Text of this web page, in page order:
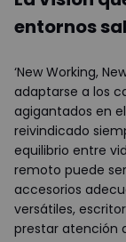
entornos
‘New Working,
adaptarse a los
agigantados en
reivindicado
equilibrio entre
remoto puede
accesorios
versátiles,
prestar atención